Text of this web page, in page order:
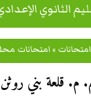
الثانوي
امتحانات »امتحانات
م. قلعة بني روثن